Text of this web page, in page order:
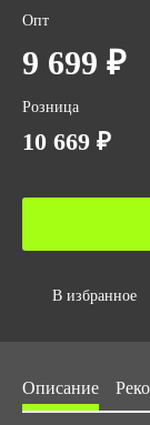
Класс защиты
3
хранения)
ГОСТ 12.4.280-
ГОСТ 12.4.281-
Количество в
4.1
Опт
9 699 ₽
Розница
10 669 ₽
В избранное
Описание